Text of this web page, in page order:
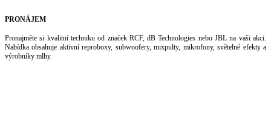
PRONÁJEM
Pronajměte si kvalitní techniku od značek RCF, dB Technologies nebo JBL na vaši akci.
Nabídka obsahuje aktivní reproboxy, subwoofery, mixpulty, mikrofony, světelné efekty a
výrobníky mlhy.